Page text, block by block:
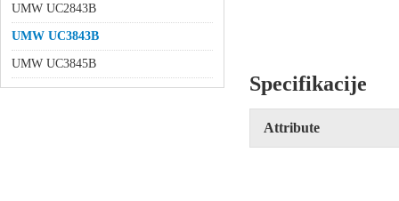
UMW UC2843B
UMW UC3843B
UMW UC3845B
Specifikacije
Attribute